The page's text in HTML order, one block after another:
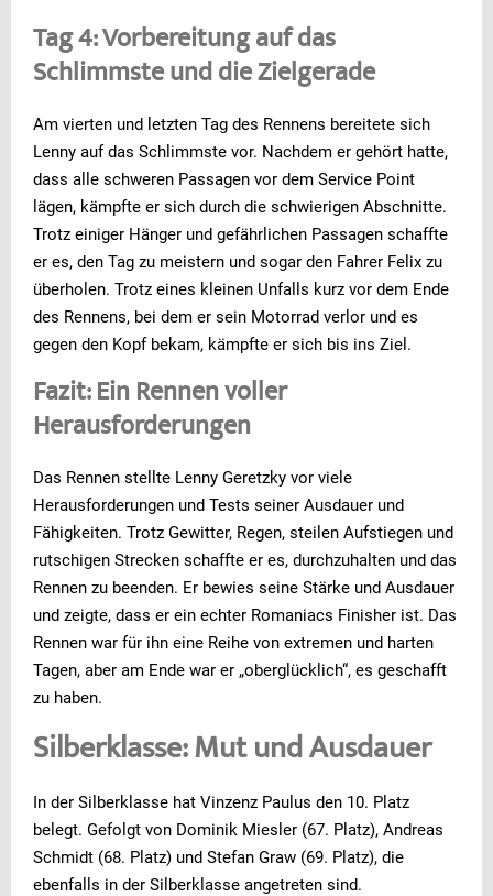
Tag 4: Vorbereitung auf das
Schlimmste und die Zielgerade
Am vierten und letzten Tag des Rennens bereitete sich
Lenny auf das Schlimmste vor. Nachdem er gehört hatte,
dass alle schweren Passagen vor dem Service Point
lägen, kämpfte er sich durch die schwierigen Abschnitte.
Trotz einiger Hänger und gefährlichen Passagen schaffte
er es, den Tag zu meistern und sogar den Fahrer Felix zu
überholen. Trotz eines kleinen Unfalls kurz vor dem Ende
des Rennens, bei dem er sein Motorrad verlor und es
gegen den Kopf bekam, kämpfte er sich bis ins Ziel.
Fazit: Ein Rennen voller
Herausforderungen
Das Rennen stellte Lenny Geretzky vor viele
Herausforderungen und Tests seiner Ausdauer und
Fähigkeiten. Trotz Gewitter, Regen, steilen Aufstiegen und
rutschigen Strecken schaffte er es, durchzuhalten und das
Rennen zu beenden. Er bewies seine Stärke und Ausdauer
und zeigte, dass er ein echter Romaniacs Finisher ist. Das
Rennen war für ihn eine Reihe von extremen und harten
Tagen, aber am Ende war er „oberglücklich“, es geschafft
zu haben.
Silberklasse: Mut und Ausdauer
In der Silberklasse hat Vinzenz Paulus den 10. Platz
belegt. Gefolgt von Dominik Miesler (67. Platz), Andreas
Schmidt (68. Platz) und Stefan Graw (69. Platz), die
ebenfalls in der Silberklasse angetreten sind.